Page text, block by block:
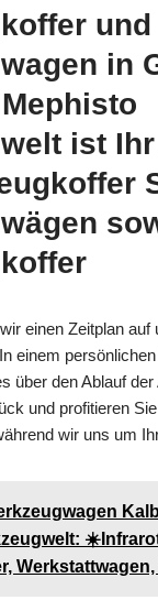
und
in
ist
einen Zeitplan auf
einem
über den Ablauf
und profitieren
wir uns um